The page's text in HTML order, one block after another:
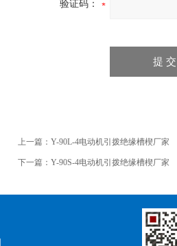
验证码：
上一篇： Y-90L-4电动机引拨绝缘槽楔厂家
下一篇： Y-90S-4电动机引拨绝缘槽楔厂家